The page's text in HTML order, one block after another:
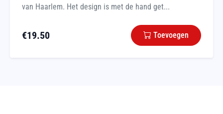
van Haarlem. Het design is met de hand get...
€19.50 Toevoegen